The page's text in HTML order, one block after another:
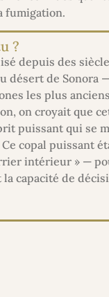
fumigation.
?
depuis des
désert de Sonora
les plus
on croyait que
puissant qui se
copal puissant
intérieur » —
la capacité de